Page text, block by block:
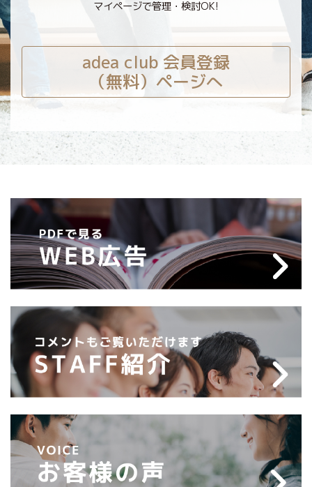
マイページで管理・検討OK!
adea club 会員登録
（無料）ページへ